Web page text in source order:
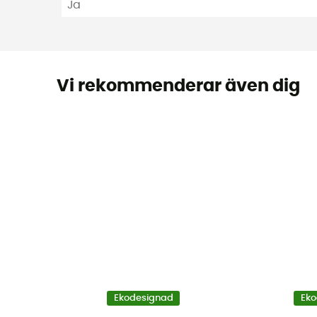
Ja
Vi rekommenderar även dig
Ekodesignad